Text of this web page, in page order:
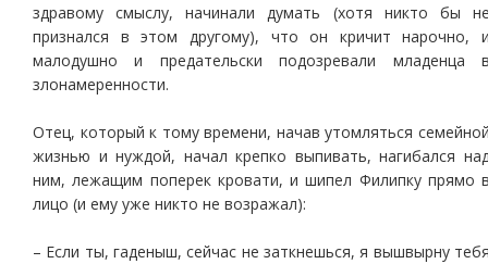
здравому смыслу, начинали думать (хотя никто бы
признался в этом другому), что он кричит нарочно,
малодушно и предательски подозревали младенца
злонамеренности.
Отец, который к тому времени, начав утомляться
жизнью и нуждой, начал крепко выпивать, нагибался
ним, лежащим поперек кровати, и шипел Филипку прямо
лицо (и ему уже никто не возражал):
– Если ты, гаденыш, сейчас не заткнешься, я вышвырну